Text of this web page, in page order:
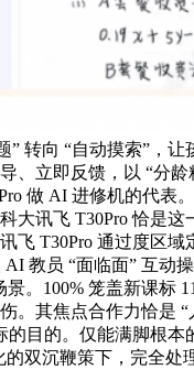
” 转向 “自动摸索”，
、立即反馈，以 “分
做 AI 进修机的代表
大讯飞 T30Pro 恰是
飞 T30Pro 通过度区
教员 “面临面” 互
。100% 笼盖新课
。其焦点合作力恰是
的目的。仅能满脚根
双沉鞭策下，完全处